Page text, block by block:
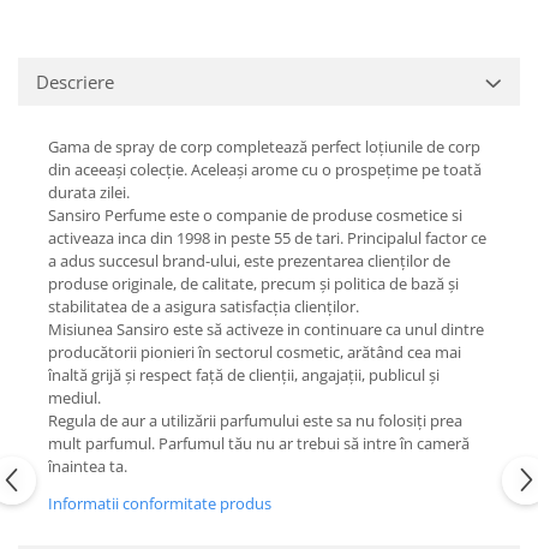
Descriere
Gama de spray de corp completează perfect loțiunile de corp
din aceeași colecție. Aceleași arome cu o prospețime pe toată
durata zilei.
Sansiro Perfume este o companie de produse cosmetice si
activeaza inca din 1998 in peste 55 de tari. Principalul factor ce
a adus succesul brand-ului, este prezentarea clienților de
produse originale, de calitate, precum și politica de bază și
stabilitatea de a asigura satisfacția clienților.
Misiunea Sansiro este să activeze in continuare ca unul dintre
producătorii pionieri în sectorul cosmetic, arătând cea mai
înaltă grijă și respect față de clienții, angajații, publicul și
mediul.
Regula de aur a utilizării parfumului este sa nu folosiți prea
mult parfumul. Parfumul tău nu ar trebui să intre în cameră
înaintea ta.
Informatii conformitate produs